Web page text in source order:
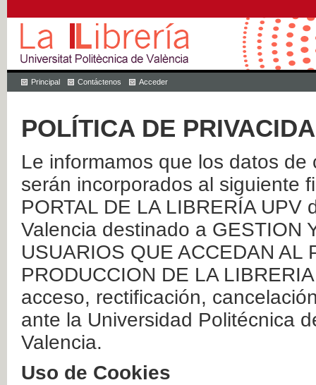
Principal Contáctenos Acceder
POLÍTICA DE
Le informamos que los datos
serán incorporados al siguiente
PORTAL DE LA LIBRERÍA
Valencia destinado a GESTION
USUARIOS QUE ACCEDAN AL
PRODUCCION DE LA
acceso, rectificación,
ante la Universidad Politécnica
Valencia.
Uso de Cookies